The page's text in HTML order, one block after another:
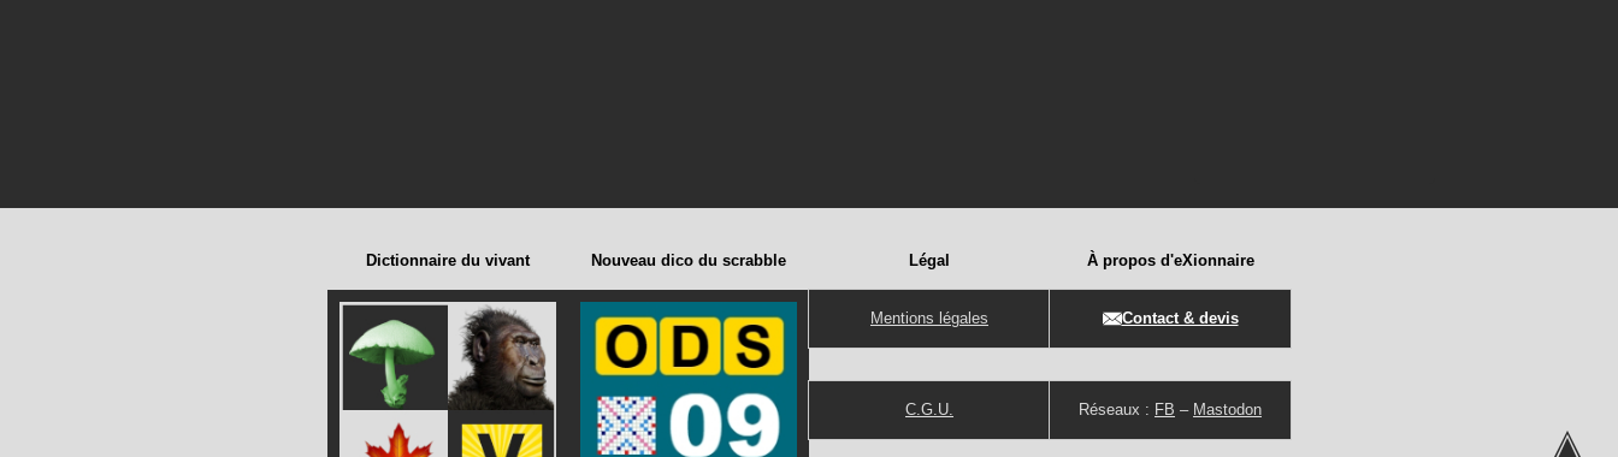
Dictionnaire du vivant Nouveau dico du scrabble Légal
Mentions légales
C.G.U.
À propos d'eXionnaire
Contact & devis
Réseaux : FB – Mastodon